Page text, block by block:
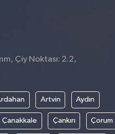
Çiy Noktası: 2.2,
Artvin Aydın
Çanakkale Çankırı Çorum